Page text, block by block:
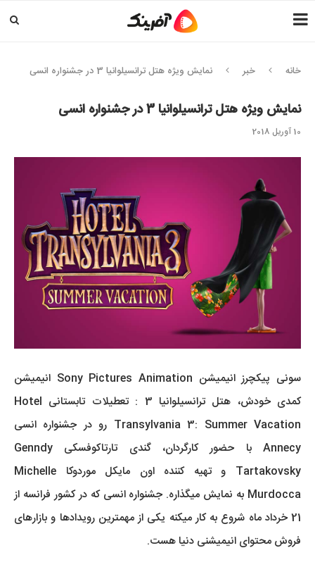
خانه خبر نمایش ویژه هتل ترانسیلوانیا 3 در جشنواره انسی
نمایش ویژه هتل ترانسیلوانیا 3 در جشنواره انسی
10 آوریل 2018
سونی پیکچرز انیمیشن Sony Pictures Animation انیمیشن
کمدی خودش، هتل ترانسیلوانیا 3 : تعطیلات تابستانی Hotel
Transylvania 3: Summer Vacation رو در جشنواره انسی
Annecy با حضور کارگردان، گندی تارتاکوفسکی Genndy
Tartakovsky و تهیه کننده اون مایکل موردوکا Michelle
Murdocca به نمایش میگذاره. جشنواره انسی که در کشور فرانسه از
21 خرداد ماه شروع به کار میکنه یکی از مهمترین رویدادها و بازارهای
فروش محتوای انیمیشنی دنیا هست.